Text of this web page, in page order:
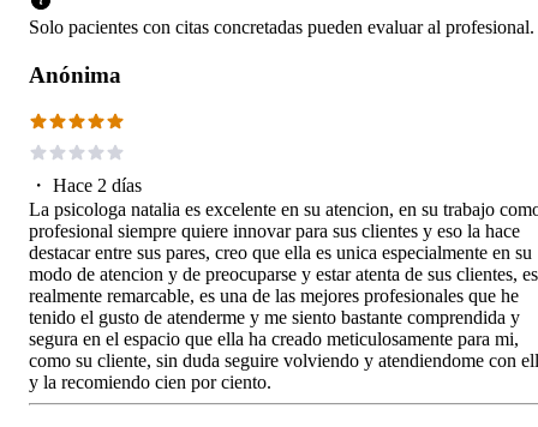
Solo pacientes con citas concretadas pueden evaluar al profesional.
Anónima
・ Hace 2 días
La psicologa natalia es excelente en su atencion, en su trabajo
profesional siempre quiere innovar para sus clientes y eso la hace
destacar entre sus pares, creo que ella es unica especialmente en su
modo de atencion y de preocuparse y estar atenta de sus clientes, es
realmente remarcable, es una de las mejores profesionales que he
tenido el gusto de atenderme y me siento bastante comprendida y
segura en el espacio que ella ha creado meticulosamente para mi,
como su cliente, sin duda seguire volviendo y atendiendome con
y la recomiendo cien por ciento.